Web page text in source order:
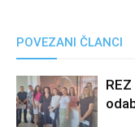
POVEZANI ČLANCI